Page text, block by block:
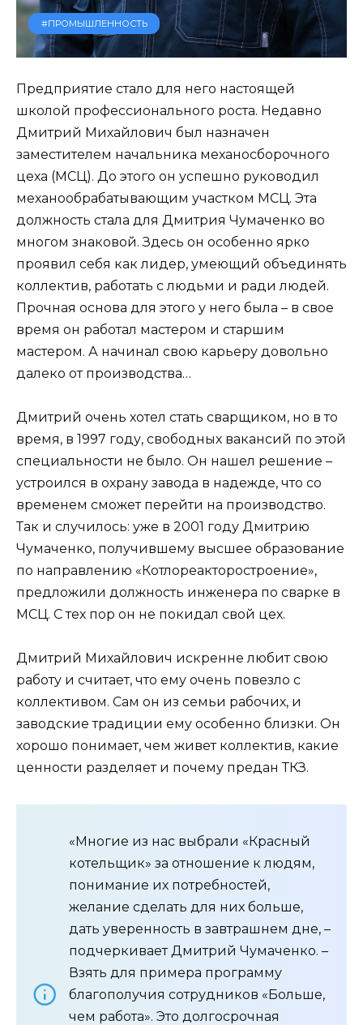
#ПРОМЫШЛЕННОСТЬ
Предприятие стало для него настоящей
школой профессионального роста. Недавно
Дмитрий Михайлович был назначен
заместителем начальника механосборочного
цеха (МСЦ). До этого он успешно руководил
механообрабатывающим участком МСЦ. Эта
должность стала для Дмитрия Чумаченко во
многом знаковой. Здесь он особенно ярко
проявил себя как лидер, умеющий объединять
коллектив, работать с людьми и ради людей.
Прочная основа для этого у него была – в свое
время он работал мастером и старшим
мастером. А начинал свою карьеру довольно
далеко от производства…
Дмитрий очень хотел стать сварщиком, но в то
время, в 1997 году, свободных вакансий по этой
специальности не было. Он нашел решение –
устроился в охрану завода в надежде, что со
временем сможет перейти на производство.
Так и случилось: уже в 2001 году Дмитрию
Чумаченко, получившему высшее образование
по направлению «Котлореакторостроение»,
предложили должность инженера по сварке в
МСЦ. С тех пор он не покидал свой цех.
Дмитрий Михайлович искренне любит свою
работу и считает, что ему очень повезло с
коллективом. Сам он из семьи рабочих, и
заводские традиции ему особенно близки. Он
хорошо понимает, чем живет коллектив, какие
ценности разделяет и почему предан ТКЗ.
«Многие из нас выбрали «Красный
котельщик» за отношение к людям,
понимание их потребностей,
желание сделать для них больше,
дать уверенность в завтрашнем дне, –
подчеркивает Дмитрий Чумаченко. –
Взять для примера программу
благополучия сотрудников «Больше,
чем работа». Это долгосрочная